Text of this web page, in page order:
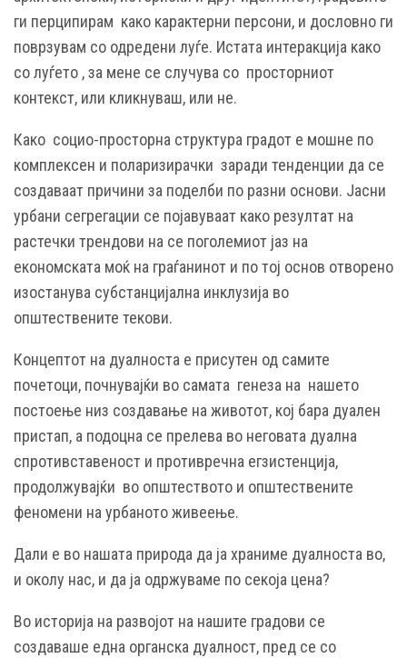
ги перципирам како карактерни персони, и дословно ги
поврзувам со одредени луѓе. Истата интеракција како
со луѓето , за мене се случува со просторниот
контекст, или кликнуваш, или не.
Како социо-просторна структура градот е мошне по
комплексен и поларизирачки заради тенденции да се
создаваат причини за поделби по разни основи. Јасни
урбани сегрегации се појавуваат како резултат на
растечки трендови на се поголемиот јаз на
економската моќ на граѓанинот и по тој основ отворено
изостанува субстанцијална инклузија во
општествените текови.
Концептот на дуалноста е присутен од самите
почетоци, почнувајќи во самата генеза на нашето
постоење низ создавање на животот, кој бара дуален
пристап, а подоцна се прелева во неговата дуална
спротивставеност и противречна егзистенција,
продолжувајќи во општеството и општествените
феномени на урбаното живеење.
Дали е во нашата природа да ја храниме дуалноста во,
и околу нас, и да ја одржуваме по секоја цена?
Во историја на развојот на нашите градови се
создаваше една органска дуалност, пред се со